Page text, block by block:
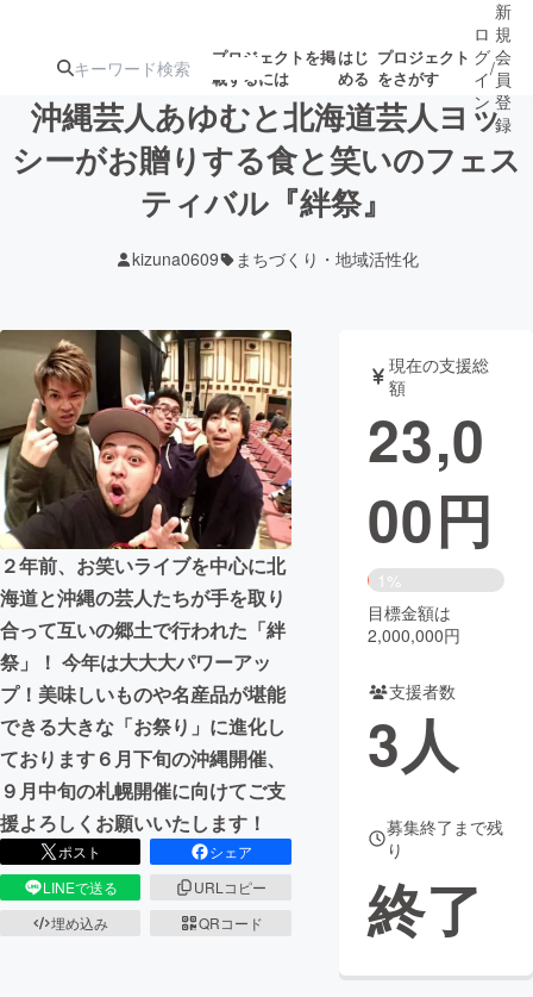
プロジェクトを掲
載するには
はじ
める
プロジェクト
をさがす
注目のリ
注目の新着プロ 募集終了が近いプ
テクノロジー・ガジェット
映像・映画 書籍・雑誌
ビジネス・起業 チャレンジ
まちづくり・地域活性化
CAMPFIRE for Social Good
CAMPFIRE Creation
CAMPFIREふるさと納税machi-ya コミュニティ
ロ
グ
イ
ン
/
新
規
会
員
登
録
沖縄芸人あゆむと北海道芸人ヨッ
シーがお贈りする食と笑いのフェス
ティバル『絆祭』
kizuna0609 まちづくり・地域活性化
２年前、お笑いライブを中心に北
海道と沖縄の芸人たちが手を取り
合って互いの郷土で行われた「絆
祭」！ 今年は大大大パワーアッ
プ！美味しいものや名産品が堪能
できる大きな「お祭り」に進化し
ております６月下旬の沖縄開催、
９月中旬の札幌開催に向けてご支
援よろしくお願いいたします！
ポスト
シェア
LINEで送る
URLコピー
埋め込み
QRコード
現在の支援総
額
23,0
00円
1%
目標金額は
2,000,000円
支援者数
3人
募集終了まで残
り
終了